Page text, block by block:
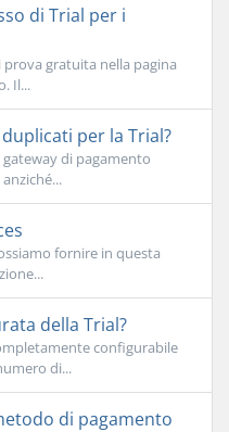
di Trial per i
prova gratuita nella pagina
Il...
per la Trial?
di pagamento
fornire in questa
della Trial?
configurabile
di...
di pagamento